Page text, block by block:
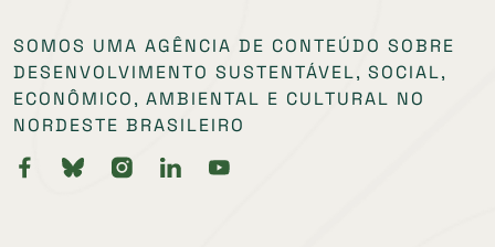
SOMOS UMA AGÊNCIA DE CONTEÚDO SOBRE
DESENVOLVIMENTO SUSTENTÁVEL, SOCIAL,
ECONÔMICO, AMBIENTAL E CULTURAL NO
NORDESTE BRASILEIRO